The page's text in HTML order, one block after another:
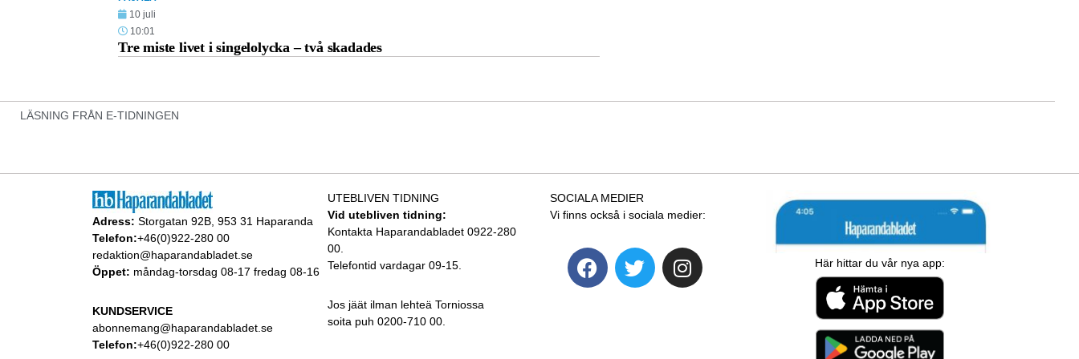
10 juli
10:01
Tre miste livet i singelolycka – två skadades
LÄSNING FRÅN E-TIDNINGEN
Adress: Storgatan 92B, 953 31 Haparanda
Telefon:+46(0)922-280 00
redaktion@haparandabladet.se
Öppet: måndag-torsdag 08-17 fredag 08-16
KUNDSERVICE
abonnemang@haparandabladet.se
Telefon:+46(0)922-280 00
UTEBLIVEN TIDNING
Vid utebliven tidning:
Kontakta Haparandabladet 0922-280
00.
Telefontid vardagar 09-15.
Jos jäät ilman lehteä Torniossa
soita puh 0200-710 00.
SOCIALA MEDIER
Vi finns också i sociala medier:
Här hittar du vår nya app: